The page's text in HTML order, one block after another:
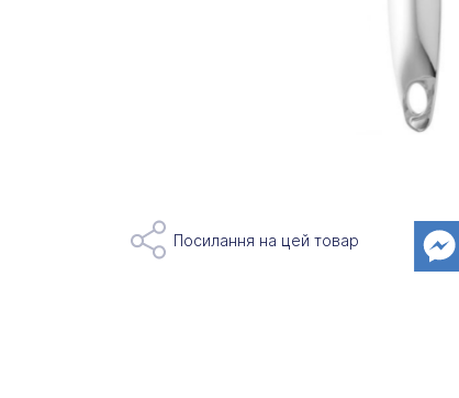
Посилання на цей товар